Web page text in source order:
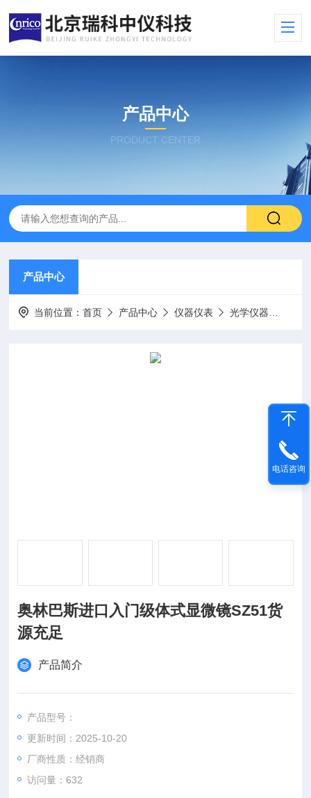
产品中心
PRODUCT CENTER
产品中心
当前位置：首页 产品中心 仪器仪表 光学仪器
奥林巴斯进口入门级体式显微镜SZ51货
源充足
产品简介
产品型号：
更新时间：2025-10-20
厂商性质：经销商
访问量：632
电话咨询